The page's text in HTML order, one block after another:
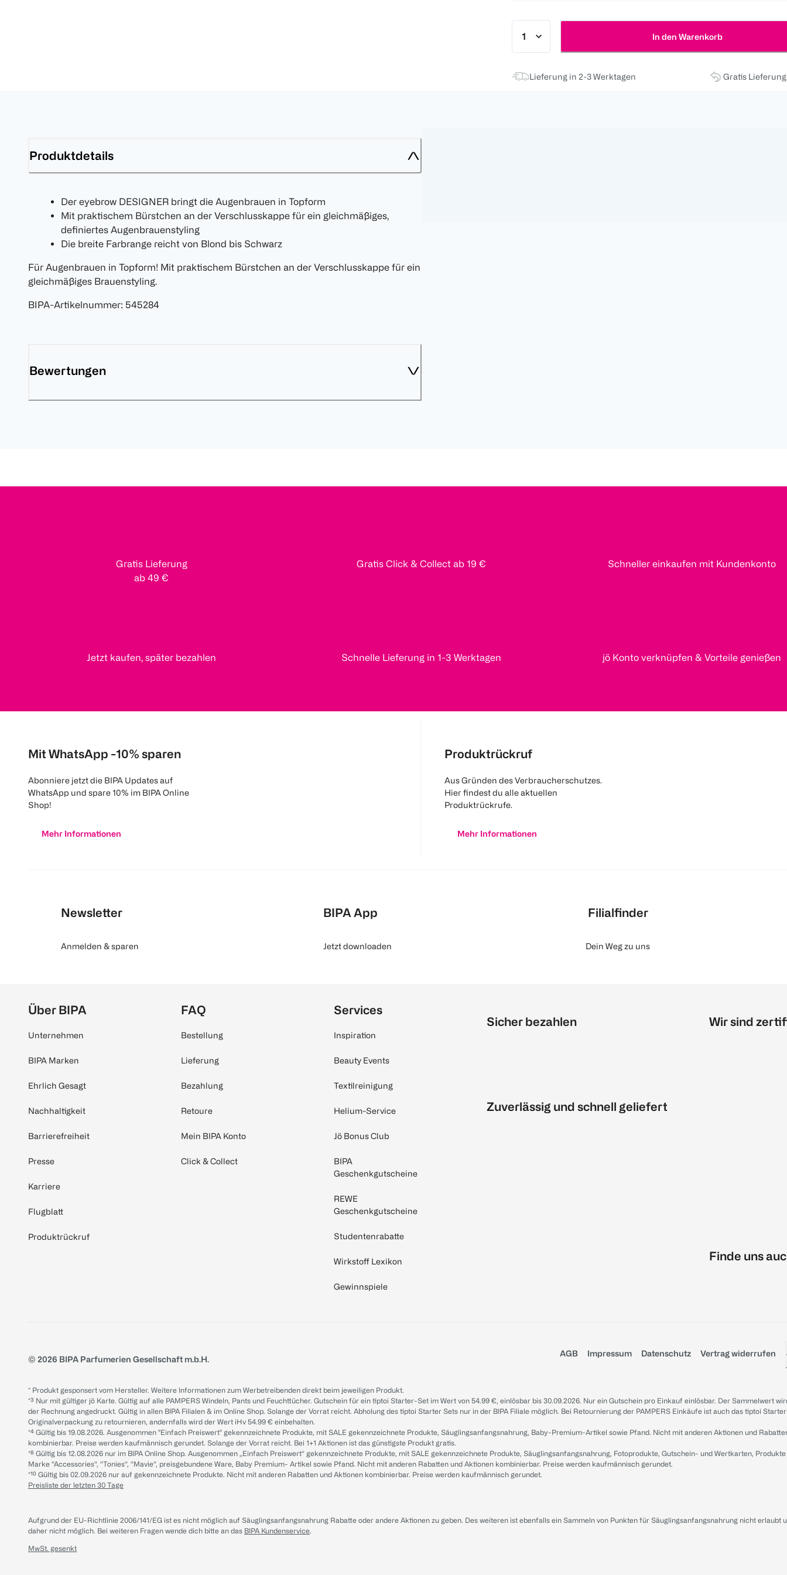
In den Warenkorb
Lieferung in 2-3 Werktagen Gratis
Produktdetails
Der eyebrow DESIGNER bringt die Augenbrauen in Topform
Mit praktischem Bürstchen an der Verschlusskappe für ein gleichmäßiges,
definiertes Augenbrauenstyling
Die breite Farbrange reicht von Blond bis Schwarz
Für Augenbrauen in Topform! Mit praktischem Bürstchen an der Verschlusskappe für ein
gleichmäßiges Brauenstyling.
BIPA-Artikelnummer: 545284
Bewertungen
Gratis Lieferung
ab 49 €
Gratis Click & Collect ab 19 € Schneller einkaufen mit Kundenkonto
Jetzt kaufen, später bezahlen Schnelle Lieferung in 1-3 Werktagen jö Konto verknüpfen & Vorteile genießen
Mit WhatsApp -10% sparen
Abonniere jetzt die BIPA Updates auf
WhatsApp und spare 10% im BIPA Online
Shop!
Mehr Informationen
Produktrückruf
Aus Gründen des Verbraucherschutzes.
Hier findest du alle aktuellen
Produktrückrufe.
Mehr Informationen
Newsletter
Anmelden & sparen
BIPA App
Jetzt downloaden
Filialfinder
Dein Weg zu uns
Über BIPA
Unternehmen
BIPA Marken
Ehrlich Gesagt
Nachhaltigkeit
Barrierefreiheit
Presse
Karriere
Flugblatt
Produktrückruf
FAQ
Bestellung
Lieferung
Bezahlung
Retoure
Mein BIPA Konto
Click & Collect
Services
Inspiration
Beauty Events
Textilreinigung
Helium-Service
Jö Bonus Club
BIPA
Geschenkgutscheine
REWE
Geschenkgutscheine
Studentenrabatte
Wirkstoff Lexikon
Gewinnspiele
Sicher bezahlen
Zuverlässig und schnell geliefert
Wir sind
Finde uns
© 2026 BIPA Parfumerien Gesellschaft m.b.H.
AGB Impressum Datenschutz Vertrag widerrufen
* Produkt gesponsert vom Hersteller. Weitere Informationen zum Werbetreibenden direkt beim jeweiligen Produkt.
*³ Nur mit gültiger jö Karte. Gültig auf alle PAMPERS Windeln, Pants und Feuchttücher. Gutschein für ein tiptoi Starter-Set im Wert von 54.99 €, einlösbar bis 30.09.2026. Nur ein Gutschein pro Einkauf einlösbar. Der Sammelwert
der Rechnung angedruckt. Gültig in allen BIPA Filialen & im Online Shop. Solange der Vorrat reicht. Abholung des tiptoi Starter Sets nur in der BIPA Filiale möglich. Bei Retournierung der PAMPERS Einkäufe ist auch das tiptoi
Originalverpackung zu retournieren, andernfalls wird der Wert iHv 54.99 € einbehalten.
*⁴ Gültig bis 19.08.2026. Ausgenommen "Einfach Preiswert" gekennzeichnete Produkte, mit SALE gekennzeichnete Produkte, Säuglingsanfangsnahrung, Baby-Premium-Artikel sowie Pfand. Nicht mit anderen Aktionen und
kombinierbar. Preise werden kaufmännisch gerundet. Solange der Vorrat reicht. Bei 1+1 Aktionen ist das günstigste Produkt gratis.
*⁸ Gültig bis 12.08.2026 nur im BIPA Online Shop. Ausgenommen „Einfach Preiswert“ gekennzeichnete Produkte, mit SALE gekennzeichnete Produkte, Säuglingsanfangsnahrung, Fotoprodukte, Gutschein- und Wertkarten,
Marke “Accessories“, “Tonies“, “Mavie“, preisgebundene Ware, Baby Premium- Artikel sowie Pfand. Nicht mit anderen Rabatten und Aktionen kombinierbar. Preise werden kaufmännisch gerundet.
*¹⁰ Gültig bis 02.09.2026 nur auf gekennzeichnete Produkte. Nicht mit anderen Rabatten und Aktionen kombinierbar. Preise werden kaufmännisch gerundet.
Preisliste der letzten 30 Tage
Aufgrund der EU-Richtlinie 2006/141/EG ist es nicht möglich auf Säuglingsanfangsnahrung Rabatte oder andere Aktionen zu geben. Des weiteren ist ebenfalls ein Sammeln von Punkten für Säuglingsanfangsnahrung nicht erlaubt
daher nicht möglich. Bei weiteren Fragen wende dich bitte an das BIPA Kundenservice.
MwSt. gesenkt